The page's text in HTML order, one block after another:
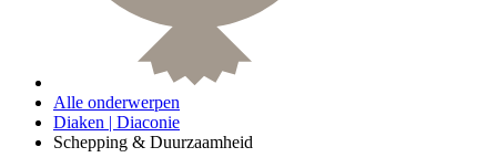
Alle onderwerpen
Diaken | Diaconie
Schepping & Duurzaamheid